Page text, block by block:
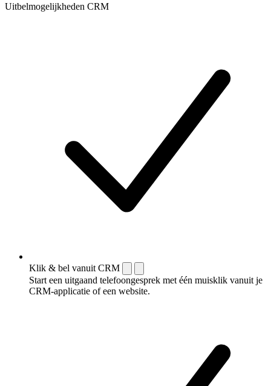
Uitbelmogelijkheden CRM
Klik & bel vanuit CRM
Start een uitgaand telefoongesprek met één muisklik vanuit je
CRM-applicatie of een website.